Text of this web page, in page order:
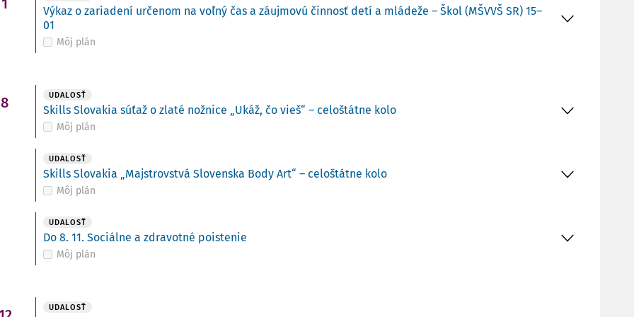
1
Výkaz o zariadení určenom na voľný čas a záujmovú činnosť detí a mládeže – Škol (MŠVVŠ SR) 15–
01
Môj plán
8 UDALOSŤ
Skills Slovakia súťaž o zlaté nožnice „Ukáž, čo vieš“ – celoštátne kolo
Môj plán
UDALOSŤ
Skills Slovakia „Majstrovstvá Slovenska Body Art“ – celoštátne kolo
Môj plán
UDALOSŤ
Do 8. 11. Sociálne a zdravotné poistenie
Môj plán
UDALOSŤ